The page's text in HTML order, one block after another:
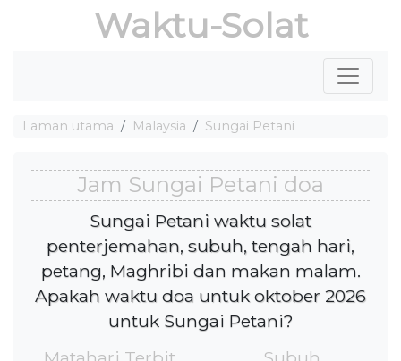
Waktu-Solat
Laman utama Malaysia Sungai Petani
Jam Sungai Petani doa
Sungai Petani waktu solat
penterjemahan, subuh, tengah hari,
petang, Maghribi dan makan malam.
Apakah waktu doa untuk oktober 2026
untuk Sungai Petani?